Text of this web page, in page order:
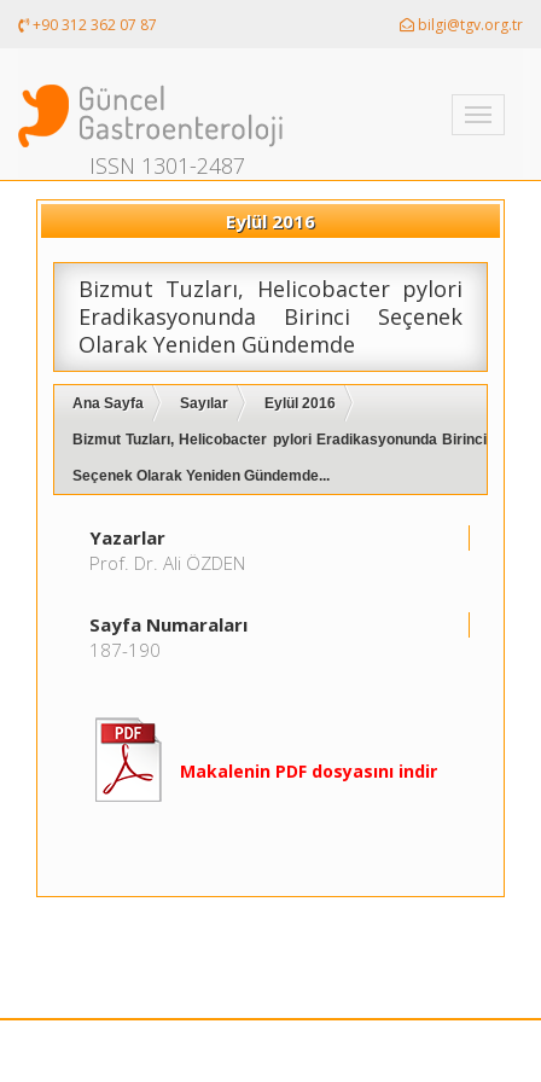
+90 312 362 07 87 bilgi@tgv.org.tr
Toggle
ISSN 1301-2487
Eylül 2016
Bizmut Tuzları, Helicobacter pylori
Eradikasyonunda Birinci Seçenek
Olarak Yeniden Gündemde
Ana Sayfa Sayılar Eylül 2016
Bizmut Tuzları, Helicobacter pylori Eradikasyonunda Birinci
Seçenek Olarak Yeniden Gündemde...
Yazarlar
Prof. Dr. Ali ÖZDEN
Sayfa Numaraları
187-190
Makalenin PDF dosyasını indir